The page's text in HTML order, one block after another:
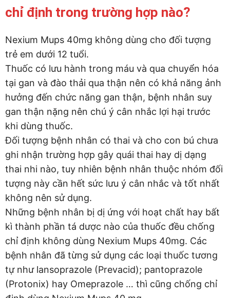
chỉ định trong trường hợp nào?
Nexium Mups 40mg không dùng cho đối tượng
trẻ em dưới 12 tuổi.
Thuốc có lưu hành trong máu và qua chuyển hóa
tại gan và đào thải qua thận nên có khả năng ảnh
hưởng đến chức năng gan thận, bệnh nhân suy
gan thận nặng nên chú ý cân nhắc lợi hại trước
khi dùng thuốc.
Đối tượng bệnh nhân có thai và cho con bú chưa
ghi nhận trường hợp gây quái thai hay dị dạng
thai nhi nào, tuy nhiên bệnh nhân thuộc nhóm đối
tượng này cần hết sức lưu ý cân nhắc và tốt nhất
không nên sử dụng.
Những bệnh nhân bị dị ứng với hoạt chất hay bất
kì thành phần tá dược nào của thuốc đều chống
chỉ định không dùng Nexium Mups 40mg. Các
bệnh nhân đã từng sử dụng các loại thuốc tương
tự như lansoprazole (Prevacid); pantoprazole
(Protonix) hay Omeprazole … thì cũng chống chỉ